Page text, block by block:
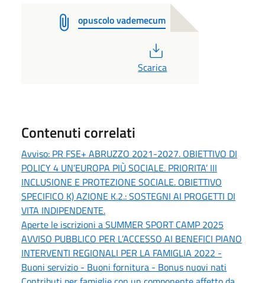
opuscolo vademecum
Scarica
Contenuti correlati
Avviso: PR FSE+ ABRUZZO 2021-2027. OBIETTIVO DI
POLICY 4 UN’EUROPA PIÙ SOCIALE. PRIORITA’ III
INCLUSIONE E PROTEZIONE SOCIALE. OBIETTIVO
SPECIFICO K) AZIONE K.2.: SOSTEGNI AI PROGETTI DI
VITA INDIPENDENTE.
Aperte le iscrizioni a SUMMER SPORT CAMP 2025
AVVISO PUBBLICO PER L’ACCESSO AI BENEFICI PIANO
INTERVENTI REGIONALI PER LA FAMIGLIA 2022 -
Buoni servizio - Buoni fornitura - Bonus nuovi nati